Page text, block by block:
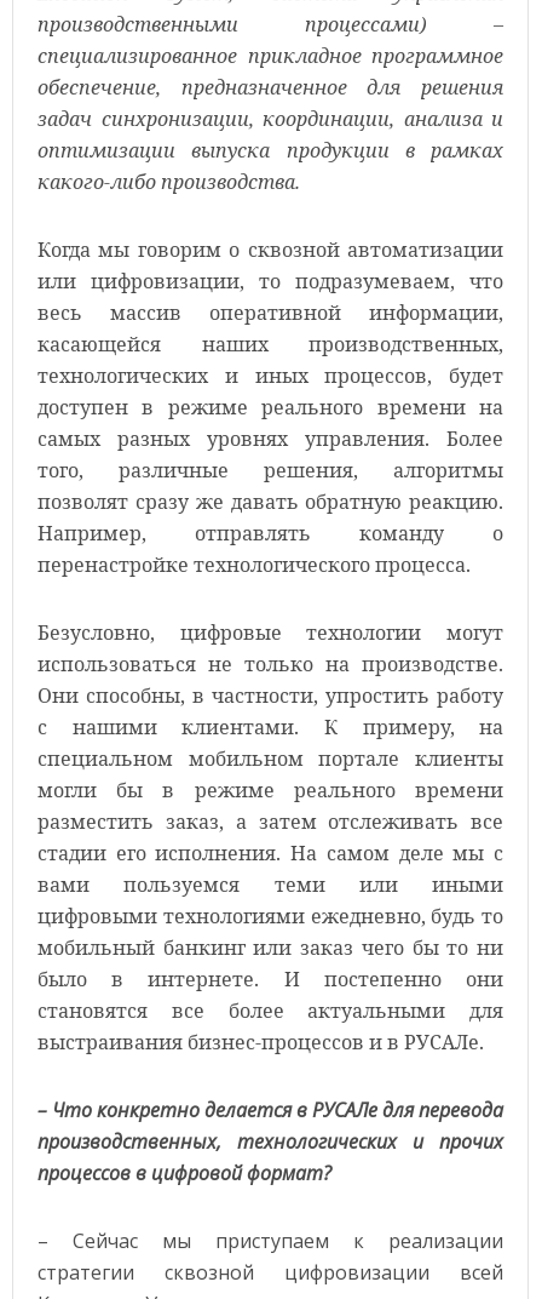
производственными процессами) –
специализированное прикладное программное
обеспечение, предназначенное для решения
задач синхронизации, координации, анализа и
оптимизации выпуска продукции в рамках
какого-либо производства.
Когда мы говорим о сквозной автоматизации
или цифровизации, то подразумеваем, что
весь массив оперативной информации,
касающейся наших производственных,
технологических и иных процессов, будет
доступен в режиме реального времени на
самых разных уровнях управления. Более
того, различные решения, алгоритмы
позволят сразу же давать обратную реакцию.
Например, отправлять команду о
перенастройке технологического процесса.
Безусловно, цифровые технологии могут
использоваться не только на производстве.
Они способны, в частности, упростить работу
с нашими клиентами. К примеру, на
специальном мобильном портале клиенты
могли бы в режиме реального времени
разместить заказ, а затем отслеживать все
стадии его исполнения. На самом деле мы с
вами пользуемся теми или иными
цифровыми технологиями ежедневно, будь то
мобильный банкинг или заказ чего бы то ни
было в интернете. И постепенно они
становятся все более актуальными для
выстраивания бизнес-процессов и в РУСАЛе.
– Что конкретно делается в РУСАЛе для перевода
производственных, технологических и прочих
процессов в цифровой формат?
– Сейчас мы приступаем к реализации
стратегии сквозной цифровизации всей